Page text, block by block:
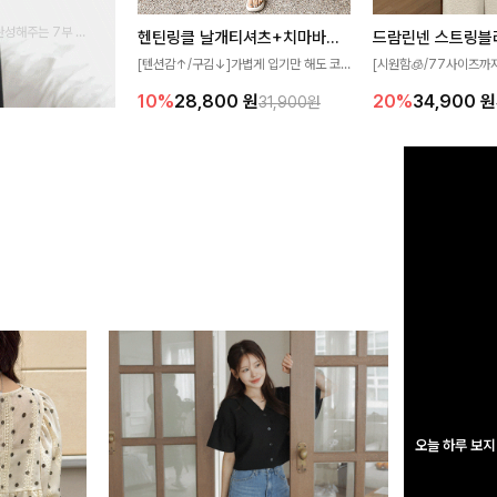
오늘 하루 보
성해주는 7부 블
일링을 연출하
헨틴링클 날개티셔츠+치마바지SET
[텐션감↑/구김↓]가볍게 입기만 해도 코
게 퍼지는 프릴 날개 소매가 우아한 포인트
10%28,800 원31,900원
드람린넨 스트링블
[시원함🧊/77사이즈까
없는 슬릿 카라 디자인
20%34,900 원